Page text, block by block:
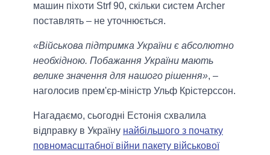
машин піхоти Strf 90, скільки систем Archer
поставлять – не уточнюється.
«Військова підтримка України є абсолютно
необхідною. Побажання України мають
велике значення для нашого рішення», –
наголосив прем'єр-міністр Ульф Крістерссон.
Нагадаємо, сьогодні Естонія схвалила
відправку в Україну найбільшого з початку
повномасштабної війни пакету військової